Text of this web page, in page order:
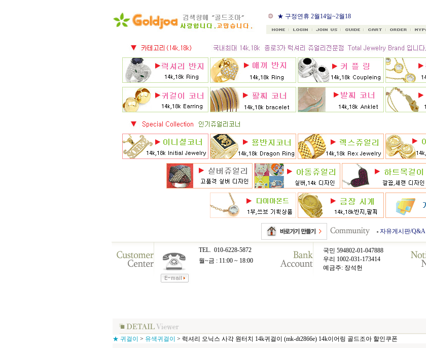
★ 8月 행사 12% 대박할인쿠
폰 행사
★ 구정연휴 2월14일~2월18
일
★ 골드조아 앱 출시기념
자유게시판/Q&A
TEL. 010-6228-5872
월~금 : 11:00 ~ 18:00
국민 594802-01-047888
우리 1002-031-173414
예금주: 장석헌
★ 귀걸이 > 유색귀걸이 > 럭셔리 오닉스 사각 원터치 14k귀걸이 (mk-dt2866e) 14k이어링 골드조아 할인쿠폰